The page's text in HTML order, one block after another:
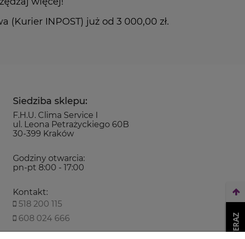
(Kurier INPOST) już od 3 000,00 zł.
Siedziba sklepu:
F.H.U. Clima Service I
ul. Leona Petrażyckiego 60B
30-399 Kraków
Godziny otwarcia:
pn-pt 8:00 - 17:00
Kontakt:
518 200 115
608 024 666